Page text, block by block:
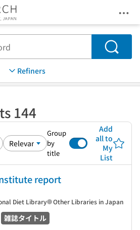
Search
Refiners
144
Group
by
title
Add
all to
My
List
report
雑誌タイトル
Diet Library Other Libraries in Japan